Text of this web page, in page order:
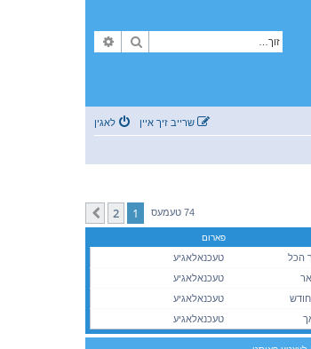
זוך
לאגין שרייב זיך איין
74 טעמעס 1
2
קומענדיגע
פארום
טעכנאלאגיע
טעכנאלאגיע
טעכנאלאגיע
טעכנאלאגיע